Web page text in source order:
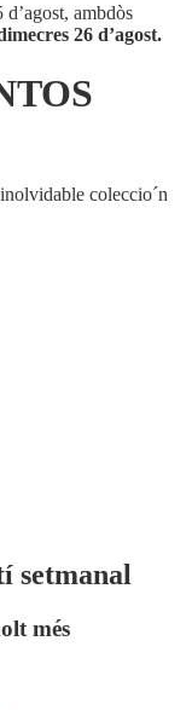
ambdòs
26 d’agost.
coleccio´n
setmanal
més